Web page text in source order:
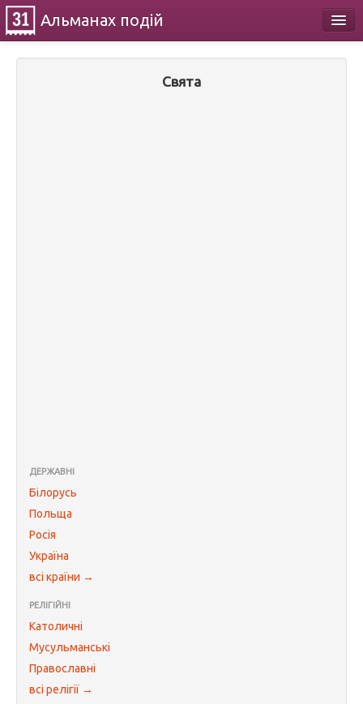
Альманах подій
Свята
ДЕРЖАВНІ
Білорусь
Польща
Росія
Україна
всі країни →
РЕЛІГІЙНІ
Католичні
Мусульманські
Православні
всі релігії →